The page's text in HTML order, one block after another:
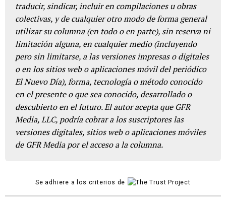
traducir, sindicar, incluir en compilaciones u obras
colectivas, y de cualquier otro modo de forma general
utilizar su columna (en todo o en parte), sin reserva ni
limitación alguna, en cualquier medio (incluyendo
pero sin limitarse, a las versiones impresas o digitales
o en los sitios web o aplicaciones móvil del periódico
El Nuevo Día), forma, tecnología o método conocido
en el presente o que sea conocido, desarrollado o
descubierto en el futuro. El autor acepta que GFR
Media, LLC, podría cobrar a los suscriptores las
versiones digitales, sitios web o aplicaciones móviles
de GFR Media por el acceso a la columna.
Se adhiere a los criterios de